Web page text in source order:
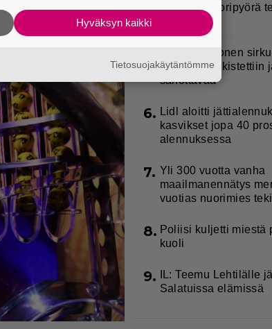
poliisimoottoripyörä
”Että semmonen
kilpailijat julkistettiin
sanottavaa
6. Lidl aloitti
kasvikset jopa 40
alennuksessa
7. Yli 300 vuotta vanha
maailmanennätys
vuotias nuorimies
8. Poliisi kuljetti miestä
kuoli
9.
IL: Teemu Lehtilälle
Salatuissa elämissä
Hyväksyn kaikki
Tietosuojakäytäntömme